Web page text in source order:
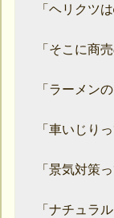
「ヘリクツは
「そこに商売
「ラーメンの
「車いじりっ
「景気対策っ
「ナチュラル